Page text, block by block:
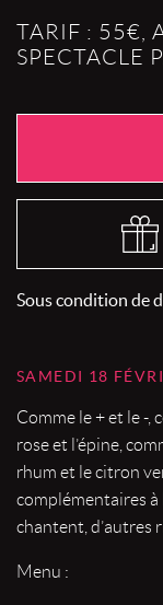
TARIF : 55€,
SPECTACLE
Sous condition de
SAMEDI 18
Comme le + et le -,
rose et l’épine,
rhum et le citron
complémentaires à
chantent, d’autres
Menu :